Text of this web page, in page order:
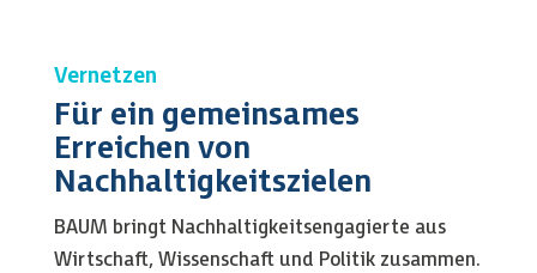
Vernetzen
Für ein gemeinsames
Erreichen von
Nachhaltigkeitszielen
BAUM bringt Nachhaltigkeitsengagierte aus
Wirtschaft, Wissenschaft und Politik zusammen.